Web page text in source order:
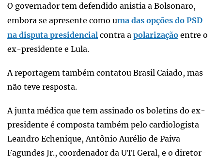
O governador tem defendido anistia a Bolsonaro,
embora se apresente como uma das opções do PSD
na disputa presidencial contra a polarização entre o
ex-presidente e Lula.
A reportagem também contatou Brasil Caiado, mas
não teve resposta.
A junta médica que tem assinado os boletins do ex-
presidente é composta também pelo cardiologista
Leandro Echenique, Antônio Aurélio de Paiva
Fagundes Jr., coordenador da UTI Geral, e o diretor-